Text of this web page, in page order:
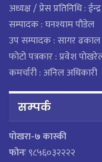
अध्यक्ष / प्रेस प्रतिनिधि :
सम्पादक : घनश्याम पौडेल
उप सम्पादक : सागर ढकाल
फोटो पत्रकार : प्रवेश
कमर्चारी : अनिल अधिकारी
सम्पर्क
पाेखरा-७ कास्की
फोनः९८५६०३२२२२